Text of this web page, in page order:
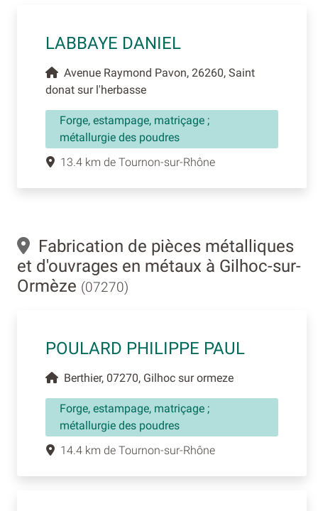
LABBAYE DANIEL
Avenue Raymond Pavon, 26260, Saint
donat sur l'herbasse
Forge, estampage, matriçage ;
métallurgie des poudres
13.4 km de Tournon-sur-Rhône
Fabrication de pièces métalliques
et d'ouvrages en métaux à Gilhoc-sur-
Ormèze (07270)
POULARD PHILIPPE PAUL
Berthier, 07270, Gilhoc sur ormeze
Forge, estampage, matriçage ;
métallurgie des poudres
14.4 km de Tournon-sur-Rhône